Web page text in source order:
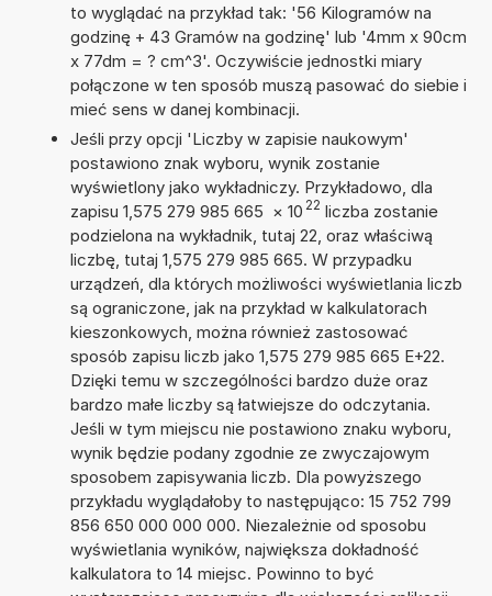
to wyglądać na przykład tak: '56 Kilogramów na
godzinę + 43 Gramów na godzinę' lub '4mm x 90cm
x 77dm = ? cm^3'. Oczywiście jednostki miary
połączone w ten sposób muszą pasować do siebie i
mieć sens w danej kombinacji.
Jeśli przy opcji 'Liczby w zapisie naukowym'
postawiono znak wyboru, wynik zostanie
wyświetlony jako wykładniczy. Przykładowo, dla
zapisu 1,575 279 985 665 × 10 22 liczba zostanie
podzielona na wykładnik, tutaj 22, oraz właściwą
liczbę, tutaj 1,575 279 985 665. W przypadku
urządzeń, dla których możliwości wyświetlania liczb
są ograniczone, jak na przykład w kalkulatorach
kieszonkowych, można również zastosować
sposób zapisu liczb jako 1,575 279 985 665 E+22.
Dzięki temu w szczególności bardzo duże oraz
bardzo małe liczby są łatwiejsze do odczytania.
Jeśli w tym miejscu nie postawiono znaku wyboru,
wynik będzie podany zgodnie ze zwyczajowym
sposobem zapisywania liczb. Dla powyższego
przykładu wyglądałoby to następująco: 15 752 799
856 650 000 000 000. Niezależnie od sposobu
wyświetlania wyników, największa dokładność
kalkulatora to 14 miejsc. Powinno to być